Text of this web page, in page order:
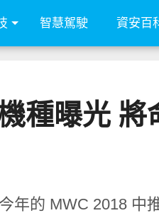
智慧駕駛 資安百
種曝光
年的 MWC 2018 中